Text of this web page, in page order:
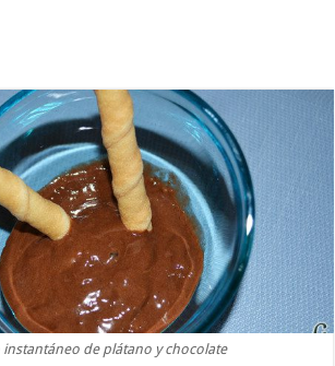
instantáneo de plátano y chocolate